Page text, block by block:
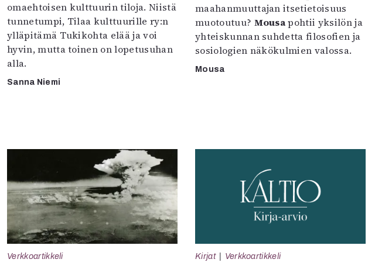
omaehtoisen kulttuurin tiloja. Niistä
tunnetumpi, Tilaa kulttuurille ry:n
ylläpitämä Tukikohta elää ja voi
hyvin, mutta toinen on lopetusuhan
alla.
Sanna Niemi
maahanmuuttajan itsetietoisuus
muotoutuu? Mousapohtii yksilön ja
yhteiskunnan suhdetta filosofien ja
sosiologien näkökulmien valossa.
Mousa
Verkkoartikkeli Kirjat Verkkoartikkeli